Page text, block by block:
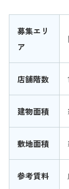
募集エリ
ア
店舗階数
建物面積
敷地面積
参考賃料